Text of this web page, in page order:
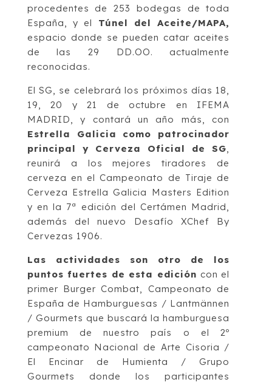
procedentes de 253 bodegas de toda
España, y el Túnel del Aceite/MAPA,
espacio donde se pueden catar aceites
de las 29 DD.OO. actualmente
reconocidas.
El SG, se celebrará los próximos días 18,
19, 20 y 21 de octubre en IFEMA
MADRID, y contará un año más, con
Estrella Galicia como patrocinador
principal y Cerveza Oficial de SG
reunirá a los mejores tiradores de
cerveza en el Campeonato de Tiraje de
Cerveza Estrella Galicia Masters Edition
y en la 7ª edición del Certámen Madrid,
además del nuevo Desafío XChef By
Cervezas 1906.
Las actividades son otro de los
puntos fuertes de esta edición con el
primer Burger Combat, Campeonato de
España de Hamburguesas / Lantmännen
/ Gourmets que buscará la hamburguesa
premium de nuestro país o el 2º
campeonato Nacional de Arte Cisoria /
El Encinar de Humienta / Grupo
Gourmets donde los participantes